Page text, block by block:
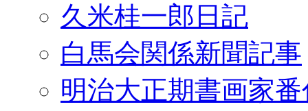
久米桂一郎日記
白馬会関係新聞記事
明治大正期書画家